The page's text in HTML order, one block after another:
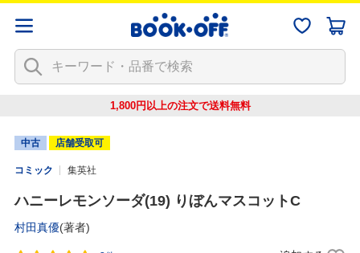
1,800円以上の注文で送料無料
中古 店舗受取可
コミック 集英社
ハニーレモンソーダ(19) りぼんマスコットC
村田真優(著者)